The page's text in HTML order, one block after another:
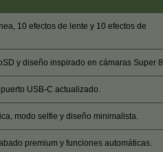
10 efectos de lente y 10 efectos de
y diseño inspirado en cámaras Super 8.
USB-C actualizado.
modo selfie y diseño minimalista.
premium y funciones automáticas.